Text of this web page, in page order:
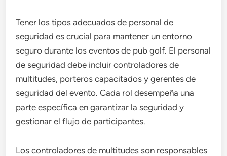
Tener los tipos adecuados de personal de
seguridad es crucial para mantener un entorno
seguro durante los eventos de pub golf. El personal
de seguridad debe incluir controladores de
multitudes, porteros capacitados y gerentes de
seguridad del evento. Cada rol desempeña una
parte específica en garantizar la seguridad y
gestionar el flujo de participantes.
Los controladores de multitudes son responsables